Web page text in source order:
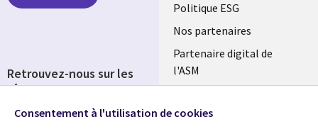
FRANCE
Politique ESG
Nos partenaires
Partenaire digital de
l'ASM
Fusions
Retrouvez-nous sur les
réseaux
Social
Consentement à l'utilisation de cookies